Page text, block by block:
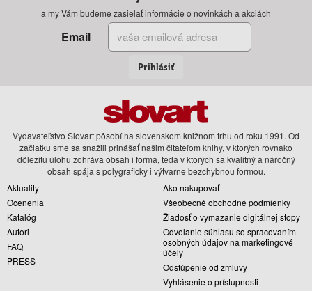
a my Vám budeme zasielať informácie o novinkách a akciách
Email
Prihlásiť
Vydavateľstvo Slovart pôsobí na slovenskom knižnom trhu od roku 1991. Od
začiatku sme sa snažili prinášať našim čitateľom knihy, v ktorých rovnako
dôležitú úlohu zohráva obsah i forma, teda v ktorých sa kvalitný a náročný
obsah spája s polygraficky i výtvarne bezchybnou formou.
Aktuality
Ocenenia
Katalóg
Autori
FAQ
PRESS
Ako nakupovať
Všeobecné obchodné podmienky
Žiadosť o vymazanie digitálnej stopy
Odvolanie súhlasu so spracovaním
osobných údajov na marketingové
účely
Odstúpenie od zmluvy
Vyhlásenie o prístupnosti